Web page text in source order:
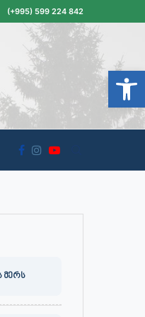
(+995) 599 224 842
მერს